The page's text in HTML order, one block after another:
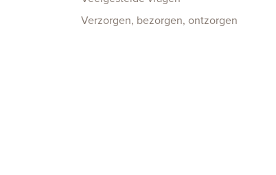
Verzorgen, bezorgen, ontzorgen